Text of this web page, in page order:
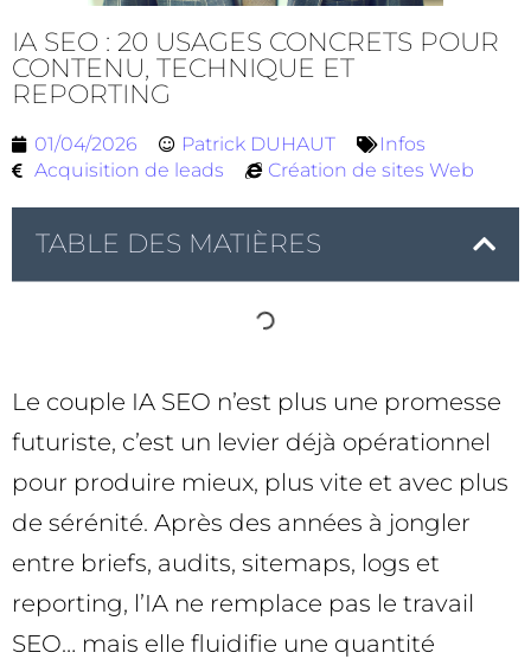
IA SEO : 20 USAGES CONCRETS POUR
CONTENU, TECHNIQUE ET
REPORTING
01/04/2026 Patrick DUHAUT
Infos
Acquisition de leads
Création de sites Web
TABLE DES MATIÈRES
Le couple IA SEO n’est plus une promesse
futuriste, c’est un levier déjà opérationnel
pour produire mieux, plus vite et avec plus
de sérénité. Après des années à jongler
entre briefs, audits, sitemaps, logs et
reporting, l’IA ne remplace pas le travail
SEO… mais elle fluidifie une quantité